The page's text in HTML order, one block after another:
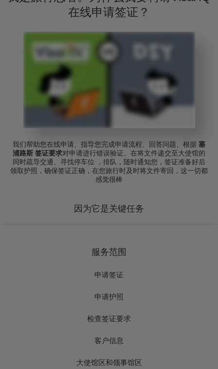
在线申请签证？
我们帮助您在线申请、指导您完成申请流程、回答问题、根据 塞
浦路斯 签证要求对申请进行错误验证、在将文件递交至大使馆的
同时疏导交通、寻找停车位 ，排队，随时通知您，签证准备好后
领取护照，确保签证正确，在您旅行时及时将文件寄回，这一切都
感觉很棒
因为它是关键任务
服务范围
申请签证
申请护照
检查签证要求
客户信息
大使馆区和领事馆区